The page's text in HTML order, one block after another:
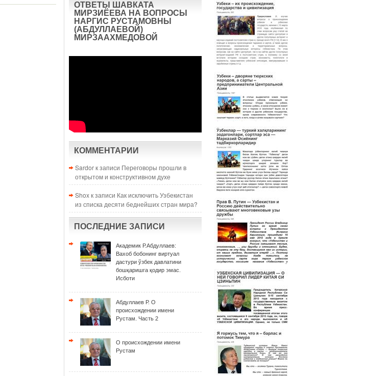
ОТВЕТЫ ШАВКАТА
МИРЗИЁЕВА НА ВОПРОСЫ
НАРГИС РУСТАМОВНЫ
(АБДУЛЛАЕВОЙ)
МИРЗААХМЕДОВОЙ
КОММЕНТАРИИ
Sardor к записи Переговоры прошли в
открытом и конструктивном духе
Shox к записи Как исключить Узбекистан
из списка десяти беднейших стран мира?
ПОСЛЕДНИЕ ЗАПИСИ
Академик Р.Абдуллаев:
Вахоб бобонинг виртуал
дастури ўзбек давлатини
бошқаришга қодир эмас.
Исботи
Абдуллаев Р. О
происхождении имени
Рустам. Часть 2
О происхождении имени
Рустам